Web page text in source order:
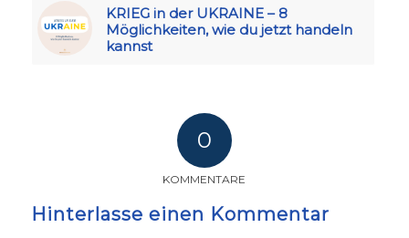
KRIEG in der UKRAINE – 8
Möglichkeiten, wie du jetzt handeln
kannst
0
KOMMENTARE
Hinterlasse einen Kommentar